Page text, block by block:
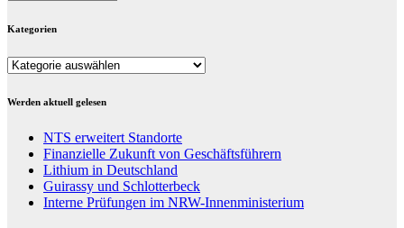
Kategorien
Kategorien
Werden aktuell gelesen
NTS erweitert Standorte
Finanzielle Zukunft von Geschäftsführern
Lithium in Deutschland
Guirassy und Schlotterbeck
Interne Prüfungen im NRW-Innenministerium